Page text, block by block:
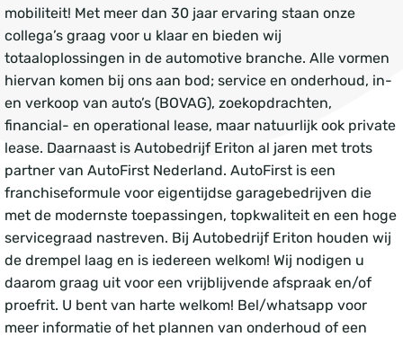
mobiliteit! Met meer dan 30 jaar ervaring staan onze
collega’s graag voor u klaar en bieden wij
totaaloplossingen in de automotive branche. Alle vormen
hiervan komen bij ons aan bod; service en onderhoud, in-
en verkoop van auto’s (BOVAG), zoekopdrachten,
financial- en operational lease, maar natuurlijk ook private
lease. Daarnaast is Autobedrijf Eriton al jaren met trots
partner van AutoFirst Nederland. AutoFirst is een
franchiseformule voor eigentijdse garagebedrijven die
met de modernste toepassingen, topkwaliteit en een hoge
servicegraad nastreven. Bij Autobedrijf Eriton houden wij
de drempel laag en is iedereen welkom! Wij nodigen u
daarom graag uit voor een vrijblijvende afspraak en/of
proefrit. U bent van harte welkom! Bel/whatsapp voor
meer informatie of het plannen van onderhoud of een